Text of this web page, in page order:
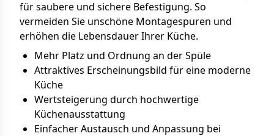
für saubere und sichere Befestigung. So
vermeiden Sie unschöne Montagespuren und
erhöhen die Lebensdauer Ihrer Küche.
Mehr Platz und Ordnung an der Spüle
Attraktives Erscheinungsbild für eine moderne
Küche
Wertsteigerung durch hochwertige
Küchenausstattung
Einfacher Austausch und Anpassung bei